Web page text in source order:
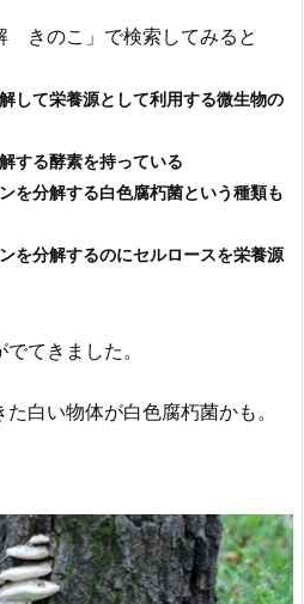
きのこ」で検索してみると
して栄養源として利用する微生物の
する酵素を持っている
を分解する白色腐朽菌という種類も
を分解するのにセルロースを栄養源
てきました。
白い物体が白色腐朽菌かも。